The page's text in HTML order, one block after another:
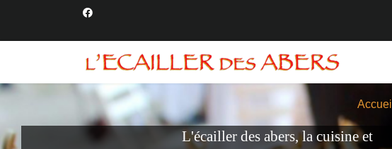
Accueil
L'écailler des abers, la cuisine et